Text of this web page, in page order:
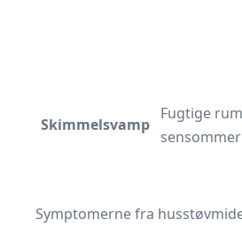
Skimmelsvamp
Fugtige
sensommer
Symptomerne fra